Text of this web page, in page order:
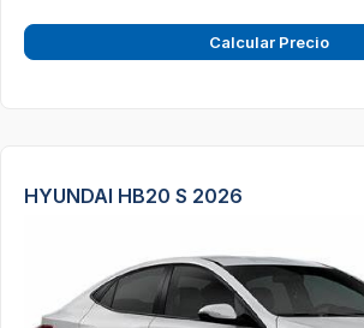
Calcular Precio
HYUNDAI HB20 S 2026